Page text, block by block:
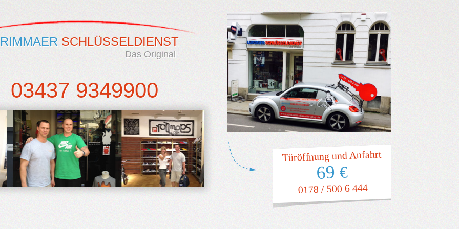
SCHLÜSSELDIENST
Das Original
03437 9349900
Türöffnung und Anfahrt
0178 / 500 6 444
69 €